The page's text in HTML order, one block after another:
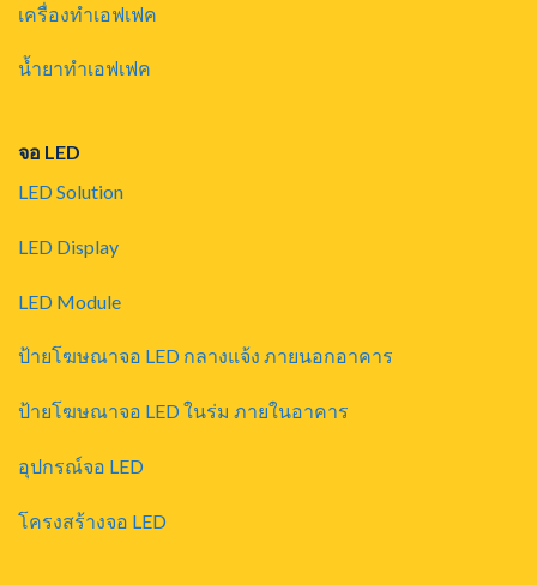
เครื่องทำเอฟเฟค
น้ำยาทำเอฟเฟค
จอ LED
LED Solution
LED Display
LED Module
ป้ายโฆษณาจอ LED กลางแจ้ง ภายนอกอาคาร
ป้ายโฆษณาจอ LED ในร่ม ภายในอาคาร
อุปกรณ์จอ LED
โครงสร้างจอ LED